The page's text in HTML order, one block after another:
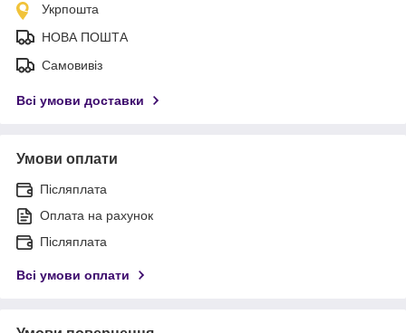
Укрпошта
НОВА ПОШТА
Самовивіз
Всі умови доставки
Умови оплати
Післяплата
Оплата на рахунок
Післяплата
Всі умови оплати